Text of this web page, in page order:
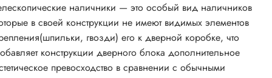
наличники — это особый вид наличников
в своей конструкции не имеют видимых элементов
гвозди) его к дверной коробке, что
конструкции дверного блока дополнительное
превосходство в сравнении с обычными